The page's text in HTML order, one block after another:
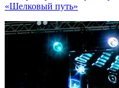
«Шелковый путь»